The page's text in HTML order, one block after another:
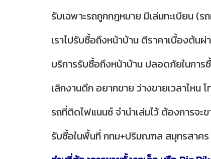
รับเฉพาะรถถูกกฎหมาย มีเล่มทะเบียน (ร
เราไปรับซื้อถึงหน้าบ้าน ตีราคาเบื้องต้น
บริการรับซื้อถึงหน้าบ้าน ปลอดภัยในการ
เลิกงานดึก อยากขาย ว่างขายเวลาไห
รถที่ติดไฟแนนซ์ จำนำเล่มไว้ ต้องการจะ
รับซื้อในพื้นที่ กทม+ปริมณฑล สมุทรสาคร